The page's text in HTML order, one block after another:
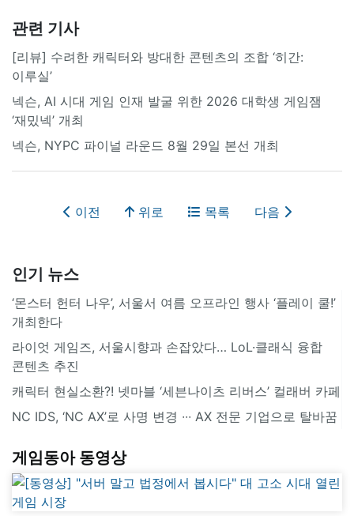
관련 기사
[리뷰] 수려한 캐릭터와 방대한 콘텐츠의 조합 ‘히간:
이루실’
넥슨, AI 시대 게임 인재 발굴 위한 2026 대학생 게임잼
‘재밌넥’ 개최
넥슨, NYPC 파이널 라운드 8월 29일 본선 개최
이전 위로 목록 다음
인기 뉴스
‘몬스터 헌터 나우’, 서울서 여름 오프라인 행사 ‘플레이 쿨!’
개최한다
라이엇 게임즈, 서울시향과 손잡았다… LoL·클래식 융합
콘텐츠 추진
캐릭터 현실소환?! 넷마블 ‘세븐나이츠 리버스’ 컬래버 카페
NC IDS, ‘NC AX’로 사명 변경 ∙∙∙ AX 전문 기업으로 탈바꿈
게임동아 동영상